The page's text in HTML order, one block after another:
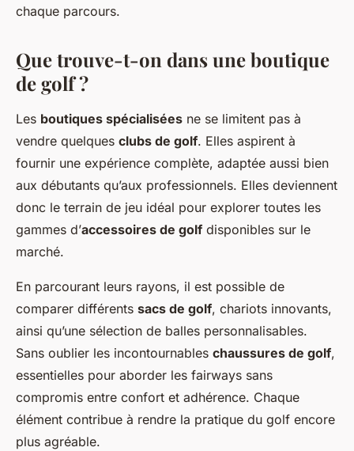
chaque parcours.
Que trouve-t-on dans une boutique
de golf ?
Les boutiques spécialisées ne se limitent pas à
vendre quelques clubs de golf. Elles aspirent à
fournir une expérience complète, adaptée aussi bien
aux débutants qu’aux professionnels. Elles deviennent
donc le terrain de jeu idéal pour explorer toutes les
gammes d’accessoires de golf disponibles sur le
marché.
En parcourant leurs rayons, il est possible de
comparer différents sacs de golf, chariots innovants,
ainsi qu’une sélection de balles personnalisables.
Sans oublier les incontournables chaussures de golf,
essentielles pour aborder les fairways sans
compromis entre confort et adhérence. Chaque
élément contribue à rendre la pratique du golf encore
plus agréable.